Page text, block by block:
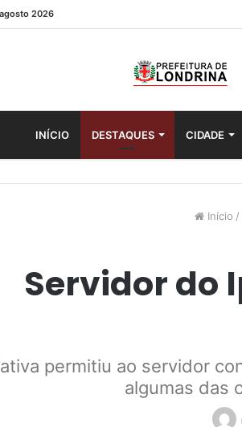
2026
INÍCIO DESTAQUES CIDADE
Início /
Servidor do
permitiu ao servidor
algumas das